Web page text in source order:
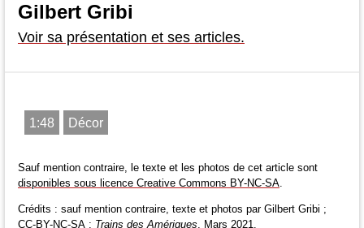
Gilbert Gribi
Voir sa présentation et ses articles.
1:48 Décor
Sauf mention contraire, le texte et les photos de cet article sont
disponibles sous licence Creative Commons BY-NC-SA.
Crédits : sauf mention contraire, texte et photos par Gilbert Gribi ;
CC-BY-NC-SA ; Trains des Amériques, Mars 2021.